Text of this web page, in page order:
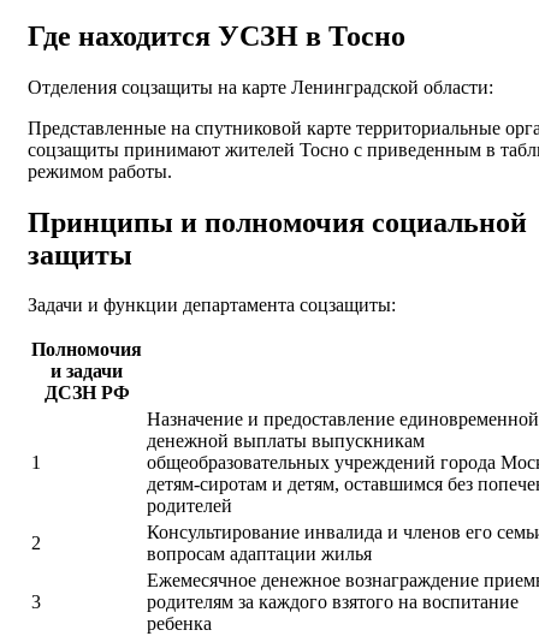
Где находится УСЗН в Тосно
Отделения соцзащиты на карте Ленинградской области:
Представленные на спутниковой карте территориальные
соцзащиты принимают жителей Тосно с приведенным в
режимом работы.
Принципы и полномочия социальной
защиты
Задачи и функции департамента соцзащиты:
Полномочия
и задачи
ДСЗН РФ
1
Назначение и предоставление единовременной
денежной выплаты выпускникам
общеобразовательных учреждений города
детям-сиротам и детям, оставшимся без
родителей
2
Консультирование инвалида и членов его
вопросам адаптации жилья
3
Ежемесячное денежное вознаграждение
родителям за каждого взятого на воспитание
ребенка